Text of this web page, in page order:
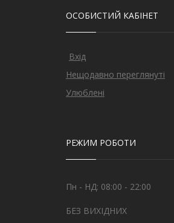
ОСОБИСТИЙ КАБІНЕТ
Вхід
Нещодавно переглянуті
Улюблені
РЕЖИМ РОБОТИ
Пн - НД: 08:00 - 22:00
БЕЗ ВИХІДНИХ